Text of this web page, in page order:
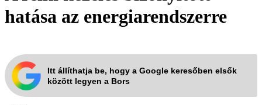
hatása az energiarendszerre
Itt állíthatja be, hogy a Google keresőben elsők
között legyen a Bors